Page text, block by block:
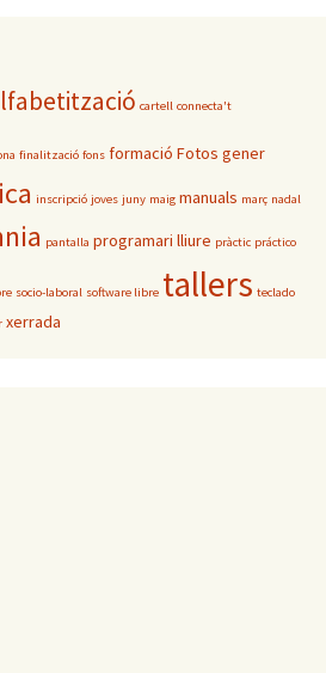
cartell connecta't
finalització fons formació Fotos gener
inscripció joves juny maig manuals març nadal
pantalla programari lliure pràctic práctico
socio-laboral software libre tallers teclado
xerrada